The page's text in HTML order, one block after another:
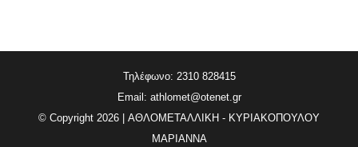
Τηλέφωνο: 2310 828415
Email: athlomet@otenet.gr
© Copyright 2026 | ΑΘΛΟΜΕΤΑΛΛΙΚΗ - ΚΥΡΙΑΚΟΠΟΥΛΟΥ
ΜΑΡΙΑΝΝΑ